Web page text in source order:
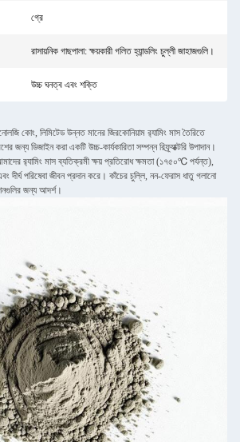
গ্রে
রাসায়নিক গাছপালা: ক্ষয়কারী গলিত হ্যান্ডলিং চুল্লী জাহাজগুলি।
উচ্চ ঘনত্ব এবং শক্তি
কোং, লিমিটেড উন্নত মানের জিরকোনিয়াম র‍্যামিং মাস তৈরিতে
জন্য ডিজাইন করা একটি উচ্চ-কার্যকারিতা সম্পন্ন রিফ্র্যাক্টরি উপাদান।
র‍্যামিং মাস ব্যতিক্রমী ক্ষয় প্রতিরোধ ক্ষমতা (১৭৫০℃ পর্যন্ত),
দীর্ঘ পরিষেবা জীবন প্রদান করে। কাঁচের চুল্লি, নন-ফেরাস ধাতু গলানো
জন্য আদর্শ।